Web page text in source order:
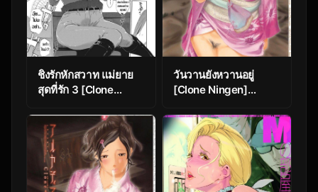
ชิงรักหักสวาท แม่ยาย
สุดที่รัก 3 [Clone
Zanzou ~Kazoku ga
Neshizumatta Ato
de~ Ch.3
วันวานยังหวานอยู่
[Clone Ningen]
(Arcadia)